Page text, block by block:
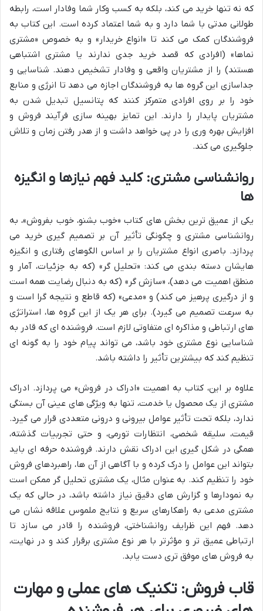
که نه تنها خرید می کند، بلکه به کسب وکار شما وفادار است، رابطه
طولانی مدتی با شما دارد و به شما اعتماد کرده است. این کتاب به
فروشندگان کمک می کند تا «انواع خریدار» و به خصوص «مشتری
نماها» (افرادی که قصد خرید جدی ندارند یا مشتری اشتباهی
هستند) را از مشتریان واقعی و وفادار تشخیص دهند. شناسایی و
جداسازی این گروه ها به فروشندگان اجازه می دهد تا انرژی و منابع
خود را بر روی افرادی متمرکز کنند که پتانسیل تبدیل شدن به
مشتریان پایدار را دارند. این تمایز بهینه سازی فرآیند فروش و
افزایش بهره وری را در پی خواهد داشت و از هدر رفتن زمان و تلاش
جلوگیری می کند.
روانشناسی مشتری: کلید فهم نیازها و انگیزه
ها
یکی از عمیق ترین بخش های کتاب «خوب بشنو، خوب بفروش»، به
روانشناسی مشتری و چگونگی تأثیر آن بر تصمیم گیری خرید می
پردازد. باصری انواع مشتریان را بر اساس الگوهای رفتاری و انگیزه
هایشان دسته بندی می کند: «تحلیل گر» (که به جزئیات، آمار و
منطق اهمیت می دهد)، «سازش گر» (که به دنبال رضایت همه است
و از درگیری پرهیز می کند) و «مدعی» (که قاطع و نتیجه گرا است و
به سرعت تصمیم می گیرد). برای هر یک از این گروه ها، استراتژی
های ارتباطی و مذاکره ای متفاوتی لازم است. فروشنده ای که قادر به
شناسایی نوع مشتری خود باشد، می تواند پیام خود را به گونه ای
تنظیم کند که بیشترین تأثیر را داشته باشد.
علاوه بر این، کتاب به اهمیت «ادراک در فروش» می پردازد. ادراک
مشتری از یک محصول یا خدمت، تنها به ویژگی های عینی آن بستگی
ندارد، بلکه تحت تأثیر عوامل بیرونی و درونی متعددی قرار می گیرد.
قیمت، سلیقه شخصی، انتظارات تورمی، و حتی تجربیات گذشته،
همگی در شکل گیری این ادراک نقش دارند. فروشنده حرفه ای باید
بتواند این عوامل را درک کرده و با آگاهی از آن ها، راهبردهای فروش
خود را تنظیم کند. به عنوان مثال، یک مشتری تحلیل گر ممکن است
به نمودارها و گزارش های دقیق نیاز داشته باشد، در حالی که یک
مشتری مدعی به راهکارهای سریع و نتایج ملموس علاقه نشان می
دهد. فهم این ظرایف روانشناختی، فروشنده را قادر می سازد تا
ارتباطی عمیق تر و مؤثرتر با هر نوع مشتری برقرار کند و در نهایت،
به فروش های موفق تری دست یابد.
قاب فروش: تکنیک های عملی و مهارت